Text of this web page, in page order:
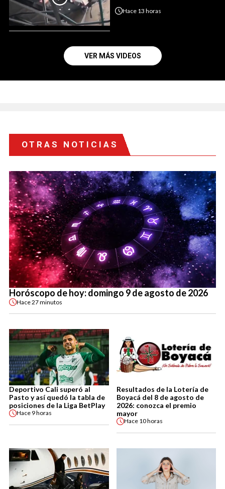
Hace 13 horas
VER MÁS VIDEOS
OTRAS NOTICIAS
Horóscopo de hoy: domingo 9 de agosto de 2026
Hace27 minutos
Deportivo Cali superó al
Pasto y así quedó la tabla de
posiciones de la Liga BetPlay
Hace 9 horas
Resultados de la Lotería de
Boyacá del 8 de agosto de
2026: conozca el premio
mayor
Hace 10 horas